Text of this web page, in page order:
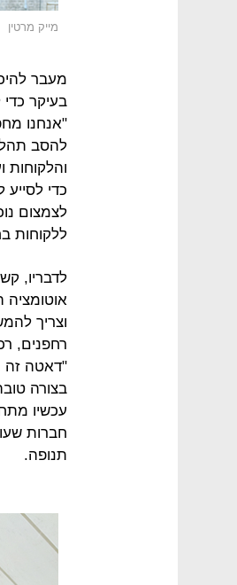
מייק מרטין
מעבר
בעיקר
"אנחנו
להסב
כדי לסייע
לצמצום
ללקוחות
לדבריו,
אוטומציה
וצריך
"דאטה זה
בצורה
עכשיו
חברות
תנופה.